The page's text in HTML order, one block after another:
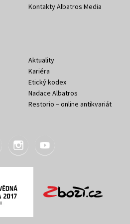
Kontakty Albatros Media
Aktuality
Kariéra
Etický kodex
Nadace Albatros
Restorio – online antikvariát